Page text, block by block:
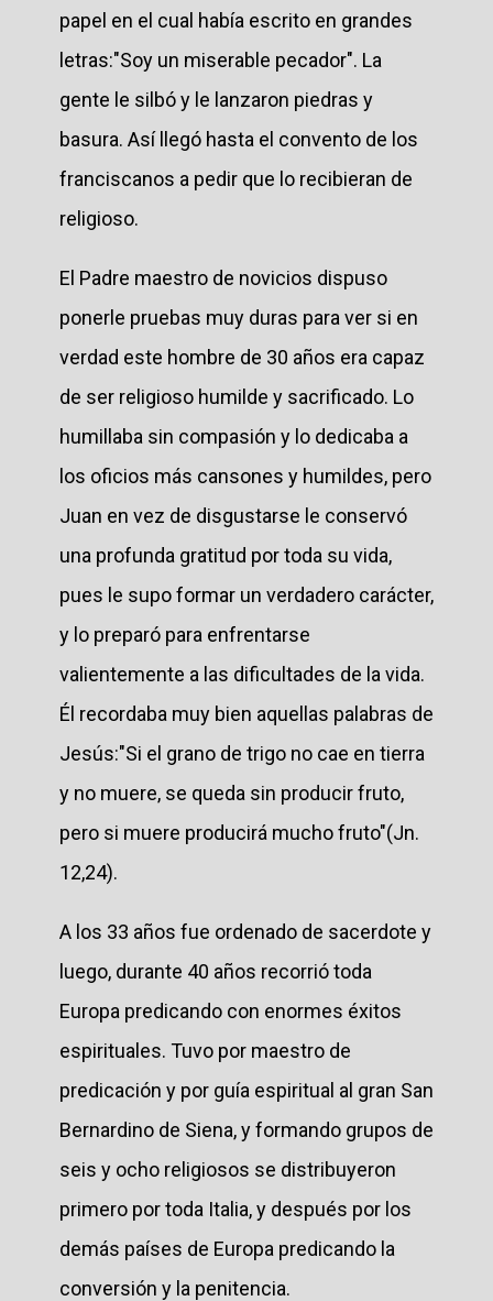
papel en el cual había escrito en grandes
letras:"Soy un miserable pecador". La
gente le silbó y le lanzaron piedras y
basura. Así llegó hasta el convento de los
franciscanos a pedir que lo recibieran de
religioso.
El Padre maestro de novicios dispuso
ponerle pruebas muy duras para ver si en
verdad este hombre de 30 años era capaz
de ser religioso humilde y sacrificado. Lo
humillaba sin compasión y lo dedicaba a
los oficios más cansones y humildes, pero
Juan en vez de disgustarse le conservó
una profunda gratitud por toda su vida,
pues le supo formar un verdadero carácter,
y lo preparó para enfrentarse
valientemente a las dificultades de la vida.
Él recordaba muy bien aquellas palabras de
Jesús:"Si el grano de trigo no cae en tierra
y no muere, se queda sin producir fruto,
pero si muere producirá mucho fruto"(Jn.
12,24).
A los 33 años fue ordenado de sacerdote y
luego, durante 40 años recorrió toda
Europa predicando con enormes éxitos
espirituales. Tuvo por maestro de
predicación y por guía espiritual al gran San
Bernardino de Siena, y formando grupos de
seis y ocho religiosos se distribuyeron
primero por toda Italia, y después por los
demás países de Europa predicando la
conversión y la penitencia.